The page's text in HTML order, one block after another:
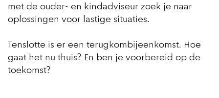
met de ouder- en kindadviseur zoek je naar
oplossingen voor lastige situaties.
Tenslotte is er een terugkombijeenkomst. Hoe
gaat het nu thuis? En ben je voorbereid op de
toekomst?